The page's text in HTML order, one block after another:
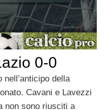
0-0
della
Cavani e Lavezzi
non sono riusciti a